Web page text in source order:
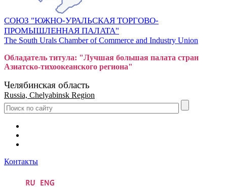
СОЮЗ "ЮЖНО-УРАЛЬСКАЯ ТОРГОВО-
ПРОМЫШЛЕННАЯ ПАЛАТА"
The South Urals Chamber of Commerce and Industry Union
Обладатель титула: "Лучшая большая палата стран
Азиатско-тихоокеанского региона"
Челябинская область
Russia, Chelyabinsk Region
Контакты